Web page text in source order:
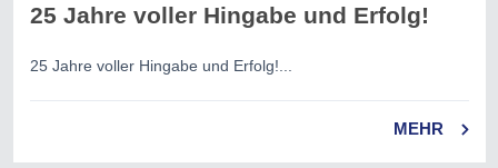
25 Jahre voller Hingabe und Erfolg!
25 Jahre voller Hingabe und Erfolg!...
MEHR